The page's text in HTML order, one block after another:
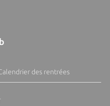
des rentrées